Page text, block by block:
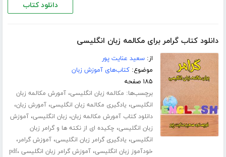
دانلود کتاب
دانلود کتاب گرامر برای مکالمه زبان انگلیسی
از:سعید عنایت پور
موضوع:کتاب‌های آموزش زبان
۱۸۵ صفحه
برچسب‌ها: مکالمه زبان انگلیسی،آمورش مکالمه زبان
انگلیسی، یادگیری مکالمه زبان انگلیسی،آمورش زبان،
دانلود کتاب آمورش مکالمه زبان، زبان انگلیسی،آموزش
زبان انگلیسی، چکیده ای از نکته ها و گرامر زبان
انگلیسی، یادگیری گرامر زبان انگلیسی،آموزش گرامر،
خودآموز زبان انگلیسی،آموزش گرامر زبان انگلیسی pdf ،